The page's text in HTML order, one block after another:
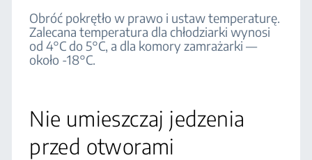
Obróć pokrętło w prawo i ustaw temperaturę.
Zalecana temperatura dla chłodziarki wynosi
od 4°C do 5°C, a dla komory zamrażarki —
około -18°C.
Nie umieszczaj jedzenia
przed otworami